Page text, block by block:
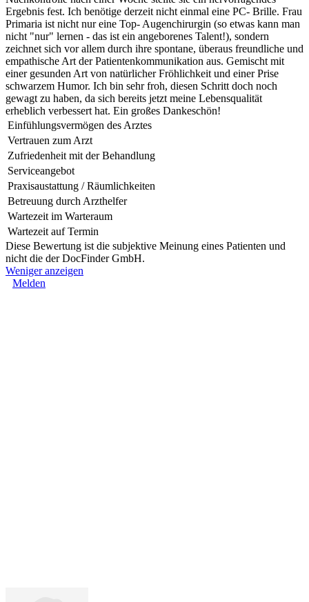
Ergebnis fest. Ich benötige derzeit nicht einmal eine PC- Brille. Frau
Primaria ist nicht nur eine Top- Augenchirurgin (so etwas kann man
nicht "nur" lernen - das ist ein angeborenes Talent!), sondern
zeichnet sich vor allem durch ihre spontane, überaus freundliche und
empathische Art der Patientenkommunikation aus. Gemischt mit
einer gesunden Art von natürlicher Fröhlichkeit und einer Prise
schwarzem Humor. Ich bin sehr froh, diesen Schritt doch noch
gewagt zu haben, da sich bereits jetzt meine Lebensqualität
erheblich verbessert hat. Ein großes Dankeschön!
Einfühlungsvermögen des Arztes
Vertrauen zum Arzt
Zufriedenheit mit der Behandlung
Serviceangebot
Praxisaustattung / Räumlichkeiten
Betreuung durch Arzthelfer
Wartezeit im Warteraum
Wartezeit auf Termin
Diese Bewertung ist die subjektive Meinung eines Patienten und
nicht die der DocFinder GmbH.
Weniger anzeigen
Melden